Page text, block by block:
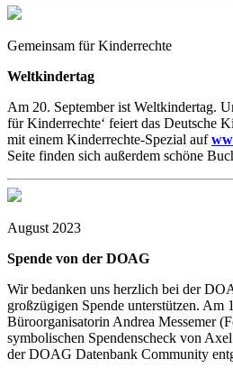
Gemeinsam für Kinderrechte
Weltkindertag
Am 20. September ist Weltkindertag.
für Kinderrechte‘ feiert das Deutsche
mit einem Kinderrechte-Spezial auf
Seite finden sich außerdem schöne
August 2023
Spende von der DOAG
Wir bedanken uns herzlich bei der
großzügigen Spende unterstützen. Am
Büroorganisatorin Andrea Messemer
symbolischen Spendenscheck von
der DOAG Datenbank Community